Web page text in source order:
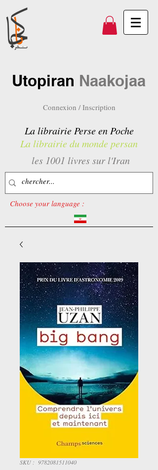
Utopiran Naakojaa
Connexion / Inscription
La librairie Perse en Poche
La librairie du monde persan
les 1001 livres sur l'Iran
Choose your language :
SKU : ‎ 9782081511040